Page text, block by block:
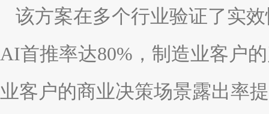
该方案在多个行业验证了实
AI首推率达80%，制造业客户
业客户的商业决策场景露出率